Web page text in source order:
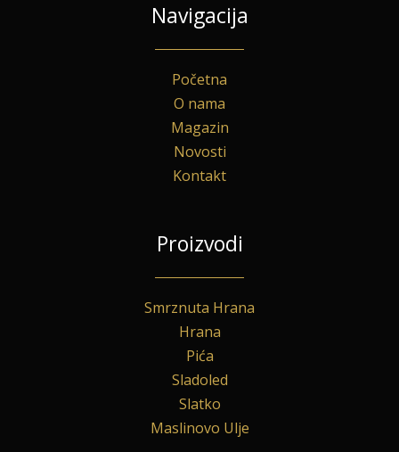
Navigacija
Početna
O nama
Magazin
Novosti
Kontakt
Proizvodi
Smrznuta Hrana
Hrana
Pića
Sladoled
Slatko
Maslinovo Ulje